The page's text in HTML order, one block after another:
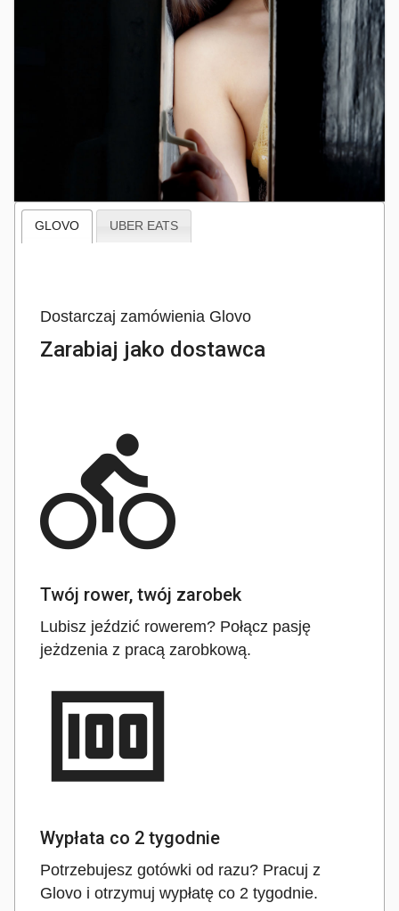
GLOVO UBER EATS
Dostarczaj zamówienia Glovo
Zarabiaj jako dostawca
directions_bike
Twój rower, twój zarobek
Lubisz jeździć rowerem? Połącz pasję
jeżdzenia z pracą zarobkową.
money
Wypłata co 2 tygodnie
Potrzebujesz gotówki od razu? Pracuj z
Glovo i otrzymuj wypłatę co 2 tygodnie.